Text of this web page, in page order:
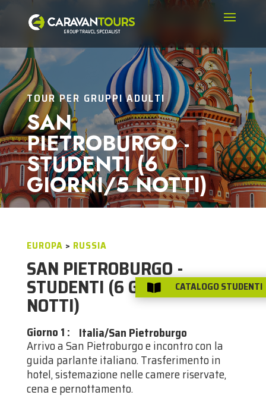
TOUR PER GRUPPI ADULTI
SAN
PIETROBURGO -
STUDENTI (6
GIORNI/5 NOTTI)
EUROPA > RUSSIA
SAN PIETROBURGO -
STUDENTI (6 GIORNI/5
NOTTI)
Giorno 1 : Italia/San Pietroburgo
Arrivo a San Pietroburgo e incontro con la
guida parlante italiano. Trasferimento in
hotel, sistemazione nelle camere riservate,
cena e pernottamento.
 CATALOGO STUDENTI